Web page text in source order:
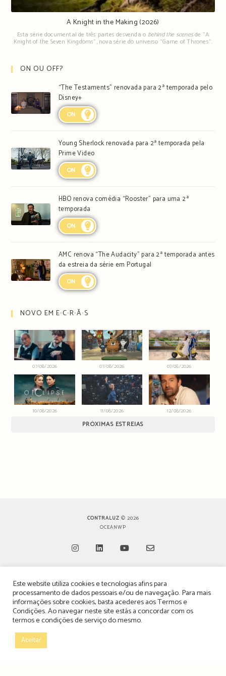
A Knight in the Making (2026)
Esta série documental de três partes desvenda o behind the scenesde "A
Knight of the Seven Kingdoms", nova série do universo "Game of Thrones".
ON OU OFF?
“The Testaments” renovada para 2ª temporada pelo
Disney+
ON
Young Sherlock renovada para 2ª temporada pela
Prime Video
ON
HBO renova comédia “Rooster” para uma 2ª
temporada
ON
AMC renova “The Audacity” para 2ª temporada antes
da estreia da série em Portugal
ON
NOVO EM E∙C∙R∙Ã∙S
07/08/2026 07/08/2026 07/08/2026
10/08/2026 11/08/2026 12/08/2026
PRÓXIMAS ESTREIAS
CONTRALUZ © 2026
OCEANWP
in
a
new
in
a
new
tab
in
a
new
in
a
new
TERMOS, CONDIÇÕES & POLÍTICA DE PRIVACIDADE
ESTATUTO EDITORIAL
POLÍTICA DE PUBLICIDADE E ANÚNCIOS
Este website utiliza cookies e tecnologias afins para
processamento de dados pessoais e/ou de navegação. Para mais
informações sobre cookies, basta acederes aosTermos e
Condições. Ao navegar neste site estás a concordar com os
termos e condições de serviço do mesmo.
Aceitar